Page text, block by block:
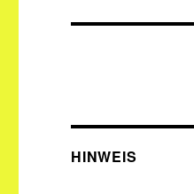
HINWEIS